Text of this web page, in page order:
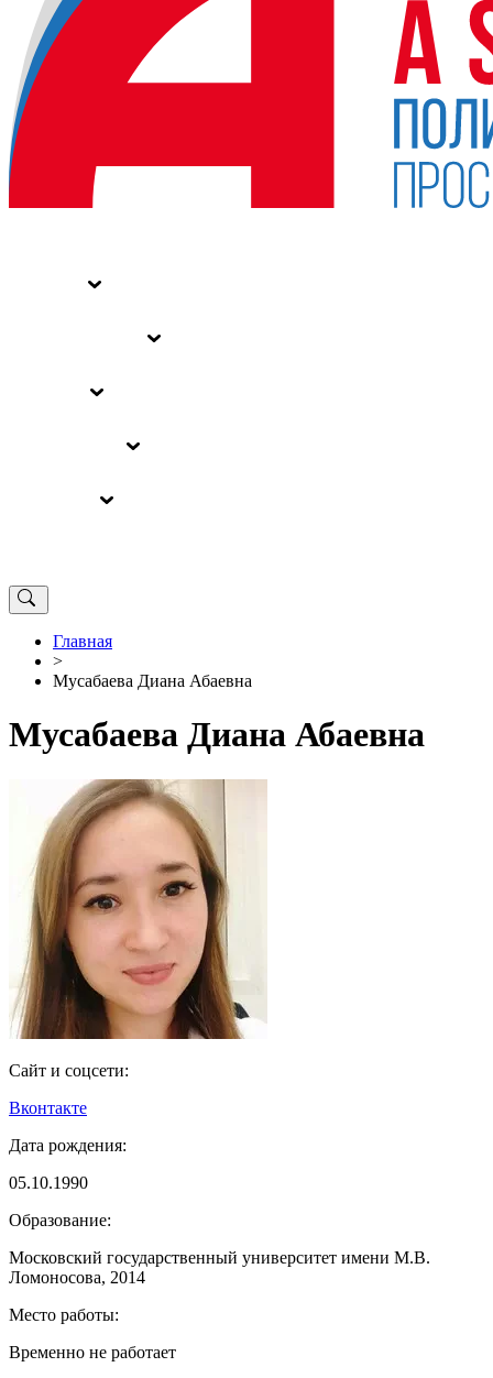
Главная
>
Мусабаева Диана Абаевна
Мусабаева Диана Абаевна
Сайт и соцсети:
Вконтакте
Дата рождения:
05.10.1990
Образование:
Московский государственный университет имени М.В.
Ломоносова, 2014
Место работы:
Временно не работает